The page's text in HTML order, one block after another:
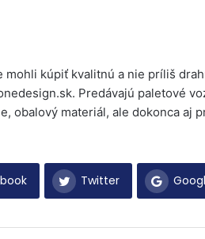
mohli kúpiť kvalitnú a nie príliš
Predávajú paletové
obalový materiál, ale dokonca aj
Twitter